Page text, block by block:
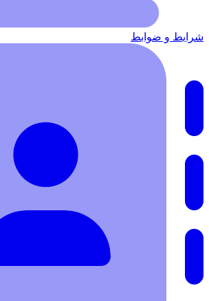
شرایط‌ و ضوابط